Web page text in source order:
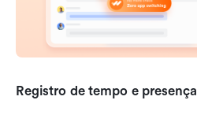
Registro de tempo e